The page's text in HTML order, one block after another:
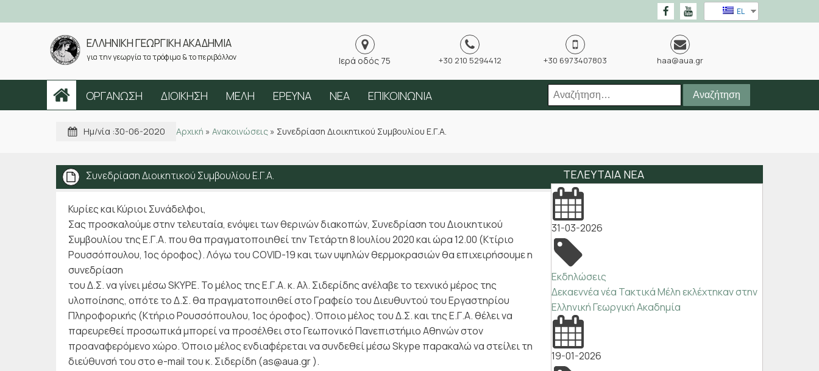
EL
ΕΛΛΗΝΙΚΗ ΓΕΩΡΓΙΚΗ ΑΚΑΔΗΜΙΑ
για την γεωργία τα τρόφιμα & το περιβάλλον Ιερά οδός 75 +30 210 5294412 +30 6973407803 haa@aua.gr
ΟΡΓΑΝΩΣΗ ΔΙΟΙΚΗΣΗ ΜΕΛΗ ΕΡΕΥΝΑ ΝΕΑ ΕΠΙΚΟΙΝΩΝΙΑ
Αναζήτηση
για:
Ημ/νία :30-06-2020 Αρχική »Ανακοινώσεις » Συνεδρίαση Διοικητικού Συμβουλίου Ε.Γ.Α.
Συνεδρίαση Διοικητικού Συμβουλίου Ε.Γ.Α.
Κυρίες και Κύριοι Συνάδελφοι,
Σας προσκαλούμε στην τελευταία, ενόψει των θερινών διακοπών, Συνεδρίαση του Διοικητικού
Συμβουλίου της Ε.Γ.Α. που θα πραγματοποιηθεί την Τετάρτη 8 Ιουλίου 2020 και ώρα 12.00 (Κτίριο
Ρουσσόπουλου, 1ος όροφος). Λόγω του COVID-19 και των υψηλών θερμοκρασιών θα επιχειρήσουμε η
συνεδρίαση
του Δ.Σ. να γίνει μέσω SKYPE. Το μέλος της Ε.Γ.Α. κ. Αλ. Σιδερίδης ανέλαβε το τεχνικό μέρος της
υλοποίησης, οπότε το Δ.Σ. θα πραγματοποιηθεί στο Γραφείο του Διευθυντού του Εργαστηρίου
Πληροφορικής (Κτήριο Ρουσσόπουλου, 1ος όροφος). Όποιο μέλος του Δ.Σ. και της Ε.Γ.Α. θέλει να
παρευρεθεί προσωπικά μπορεί να προσέλθει στο Γεωπονικό Πανεπιστήμιο Αθηνών στον
προαναφερόμενο χώρο. Όποιο μέλος ενδιαφέρεται να συνδεθεί μέσω Skype παρακαλώ να στείλει τη
διεύθυνσή του στο e-mail του κ. Σιδερίδη (as@aua.gr ).
ΤΕΛΕΥΤΑΙΑ ΝΕΑ
31-03-2026
Εκδηλώσεις
Δεκαεννέα νέα Τακτικά Μέλη εκλέχτηκαν στην
Ελληνική Γεωργική Ακαδημία
19-01-2026